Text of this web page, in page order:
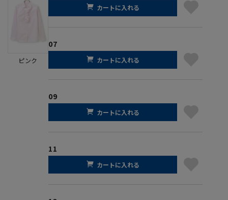
ピンク
カートに入れる
07
カートに入れる
09
カートに入れる
11
カートに入れる